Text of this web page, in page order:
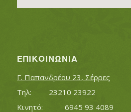
ΕΠΙΚΟΙΝΩΝΊΑ
Γ. Παπανδρέου 23, Σέρρες
Τηλ:		23210 23922
Κινητό:		6945 93 4089